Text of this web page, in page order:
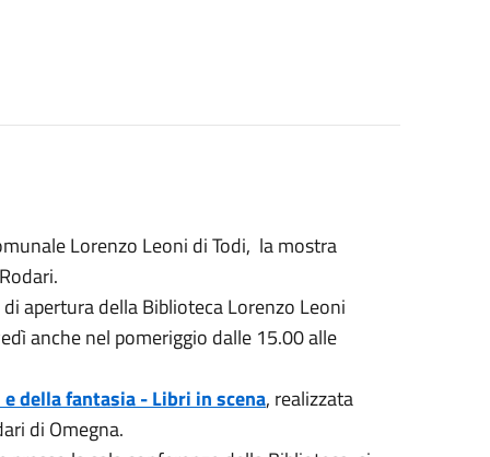
Lorenzo Leoni di Todi, la mostra
apertura della Biblioteca Lorenzo Leoni
anche nel pomeriggio dalle 15.00 alle
della fantasia - Libri in scena, realizzata
di Omegna.